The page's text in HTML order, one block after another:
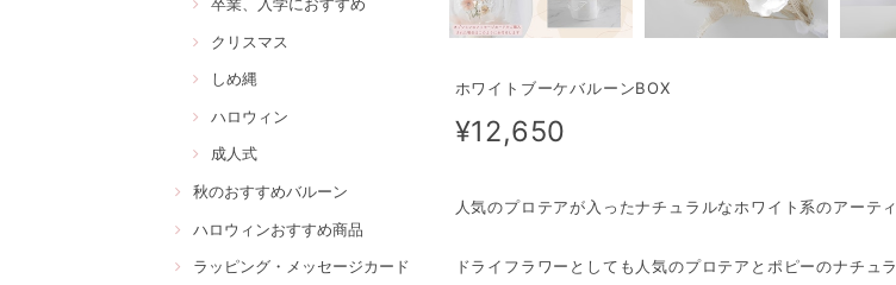
クリスマス
しめ縄
ハロウィン
成人式
秋のおすすめバルーン
ハロウィンおすすめ商品
ラッピング・メッセージカード
ホワイトブーケバルーンBOX
¥12,650
人気のプロテアが入ったナチュラルなホワイト系のアーテ
ドライフラワーとしても人気のプロテアとポピーのナチュ